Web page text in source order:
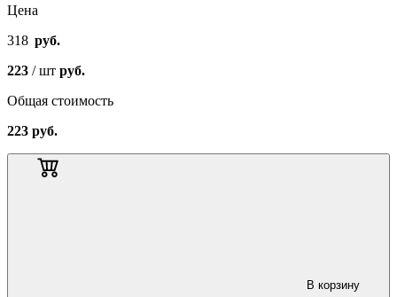
Цена
318 руб.
223 / шт руб.
Общая стоимость
223 руб.
В корзину